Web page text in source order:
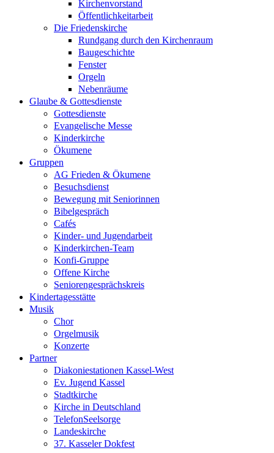
Kirchenvorstand
Öffentlichkeitarbeit
Die Friedenskirche
Rundgang durch den Kirchenraum
Baugeschichte
Fenster
Orgeln
Nebenräume
Glaube & Gottesdienste
Gottesdienste
Evangelische Messe
Kinderkirche
Ökumene
Gruppen
AG Frieden & Ökumene
Besuchsdienst
Bewegung mit Seniorinnen
Bibelgespräch
Cafés
Kinder- und Jugendarbeit
Kinderkirchen-Team
Konfi-Gruppe
Offene Kirche
Seniorengesprächskreis
Kindertagesstätte
Musik
Chor
Orgelmusik
Konzerte
Partner
Diakoniestationen Kassel-West
Ev. Jugend Kassel
Stadtkirche
Kirche in Deutschland
TelefonSeelsorge
Landeskirche
37. Kasseler Dokfest